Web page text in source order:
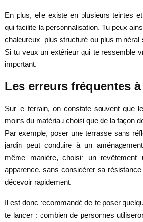
En plus, elle existe en plusieurs teintes
qui facilite la personnalisation. Tu peux
chaleureux, plus structuré ou plus minéral
Si tu veux un extérieur qui te ressemble
important.
Les erreurs fréquentes
Sur le terrain, on constate souvent que
moins du matériau choisi que de la façon
Par exemple, poser une terrasse sans
jardin peut conduire à un
même manière, choisir un revêtement
apparence, sans considérer sa
décevoir rapidement.
Il est donc recommandé de te poser
te lancer : combien de personnes